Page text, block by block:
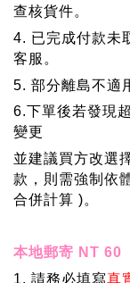
查核貨件。
4. 已完成付款未
客服。
5. 部分離島不適
6.下單後若發現
變更
並建議買方改選
款，則需強制依
合併計算 )。
本地郵寄 NT 60
1. 請務必填寫真